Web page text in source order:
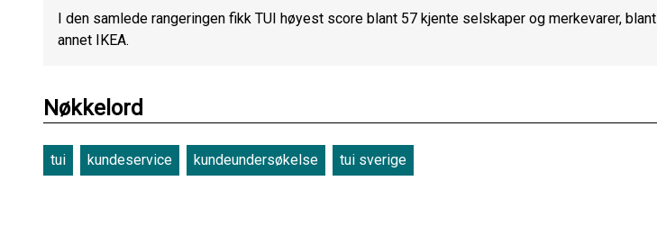
I den samlede rangeringen fikk TUI høyest score blant 57 kjente selskaper og merkevarer, blant
annet IKEA.
Nøkkelord
tui kundeservice kundeundersøkelse tui sverige